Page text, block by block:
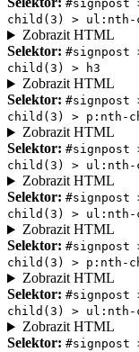
child(3) >
Zobrazit HTML
Selektor:
child(3) > h3
Zobrazit HTML
Selektor:
child(3) > p:nth-
Zobrazit HTML
Selektor:
child(3) >
Zobrazit HTML
Selektor:
child(3) >
Zobrazit HTML
Selektor:
child(3) > p:nth-
Zobrazit HTML
Selektor:
child(3) >
Zobrazit HTML
Selektor: